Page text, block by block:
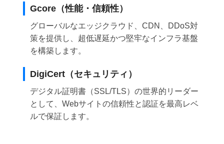
Gcore（性能・信頼性）
グローバルなエッジクラウド、CDN、DDoS対
策を提供し、超低遅延かつ堅牢なインフラ基盤
を構築します。
DigiCert（セキュリティ）
デジタル証明書（SSL/TLS）の世界的リーダー
として、Webサイトの信頼性と認証を最高レベ
ルで保証します。